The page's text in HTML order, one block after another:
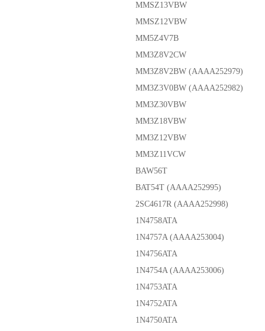
MMSZ13VBW
MMSZ12VBW
MM5Z4V7B
MM3Z8V2CW
MM3Z8V2BW (AAAA252979)
MM3Z3V0BW (AAAA252982)
MM3Z30VBW
MM3Z18VBW
MM3Z12VBW
MM3Z11VCW
BAW56T
BAT54T (AAAA252995)
2SC4617R (AAAA252998)
1N4758ATA
1N4757A (AAAA253004)
1N4756ATA
1N4754A (AAAA253006)
1N4753ATA
1N4752ATA
1N4750ATA